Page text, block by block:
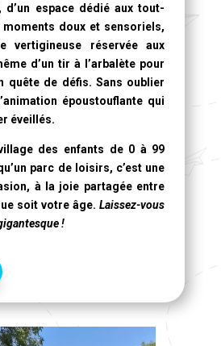
d’un espace dédié aux tout-
doux et sensoriels,
vertigineuse réservée aux
d’un tir à l’arbalète pour
quête de défis. Sans oublier
époustouflante qui
éveillés.
des enfants de 0 à 99
parc de loisirs, c’est une
à la joie partagée entre
soit votre âge.Laissez-vous
!